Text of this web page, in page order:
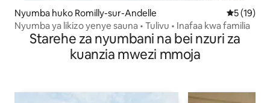
Nyumba huko Romilly-sur-Andelle Ukadiriaji
5 (19)
Nyumba ya likizo yenye sauna • Tulivu • Inafaa kwa familia
Starehe za nyumbani na bei nzuri za
kuanzia mwezi mmoja